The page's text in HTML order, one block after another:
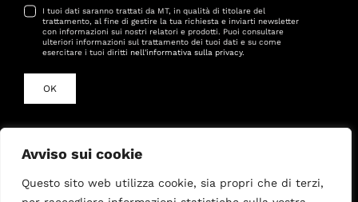
Avviso sui cookie
Questo sito web utilizza cookie, sia propri che di terzi,
I tuoi dati saranno trattati da MT, in qualità di titolare del
trattamento, al fine di gestire la tua richiesta e inviarti newsletter
con informazioni sui nostri relatori e prodotti. Puoi consultare
ulteriori informazioni sul trattamento dei tuoi dati e su come
esercitare i tuoi diritti nell'informativa sulla privacy.
OK
stefania@mtconsulting.es
nicolo@mtconsulting.es
+34 933156034